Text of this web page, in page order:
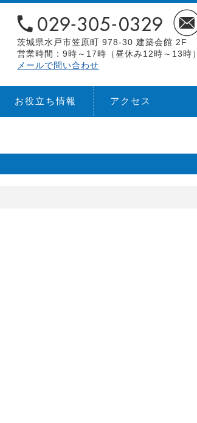
茨城県水戸市笠原町 978-30 建築会館 2F
営業時間：9時～17時（昼休み12時～13時）
メールで問い合わせ
お役立ち情報 アクセス